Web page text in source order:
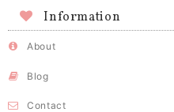
Information
About
Blog
Contact